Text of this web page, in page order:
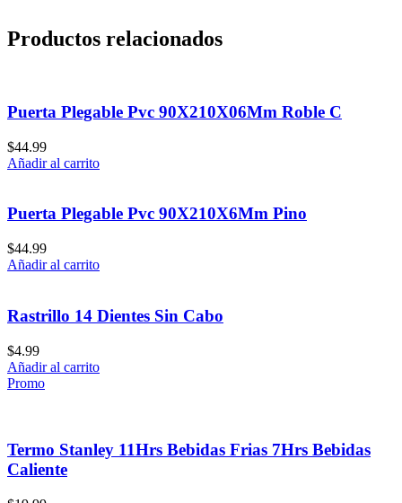
Productos relacionados
Puerta Plegable Pvc 90X210X06Mm Roble C
$44.99
Añadir al carrito
Puerta Plegable Pvc 90X210X6Mm Pino
$44.99
Añadir al carrito
Rastrillo 14 Dientes Sin Cabo
$4.99
Añadir al carrito
Promo
Termo Stanley 11Hrs Bebidas Frias 7Hrs Bebidas
Caliente